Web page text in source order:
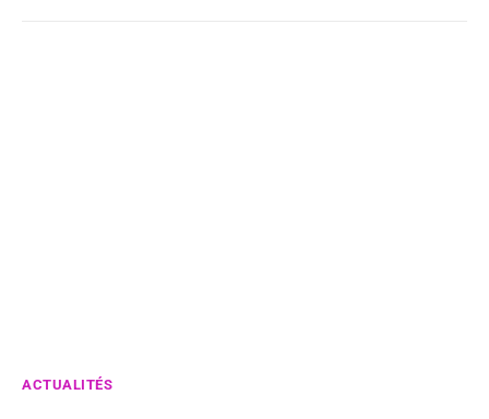
ACTUALITÉS